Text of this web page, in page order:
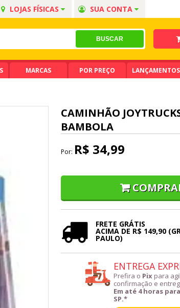
LOJAS FÍSICAS SUA CONTA
MARCAS POR PREÇO LANÇAMENTOS
CAMINHÃO
BAMBOLA
Por: R$ 34,99
FRETE GRÁTIS
ACIMA DE R$ 149,90
PAULO)
ENTREGA
Prefira o Pix para
confirmação e
Em até 4 horas
SP.*